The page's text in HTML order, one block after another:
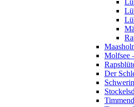
Molfsee
Der